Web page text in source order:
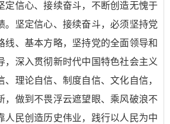
定信心、接续奋斗，不断创造无愧于
。坚定信心、接续奋斗，必须坚持党
线、基本方略，坚持党的全面领导和
，深入贯彻新时代中国特色社会主义
、理论自信、制度自信、文化自信，
，做到不畏浮云遮望眼、乘风破浪不
人民创造历史伟业，践行以人民为中